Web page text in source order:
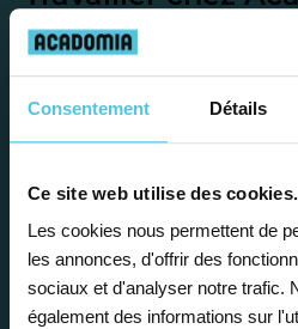
Consentement Détails
Ce site web utilise des cookies.
Les cookies nous permettent de
les annonces, d'offrir des
sociaux et d'analyser notre trafic.
également des informations sur
présente de
avantages
Enseignez près de
vos